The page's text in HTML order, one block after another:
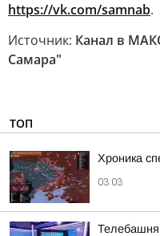
https://vk.com/samnab.
Источник: Канал в
Самара"
ТОП
Хроника
03:03
Телебашня